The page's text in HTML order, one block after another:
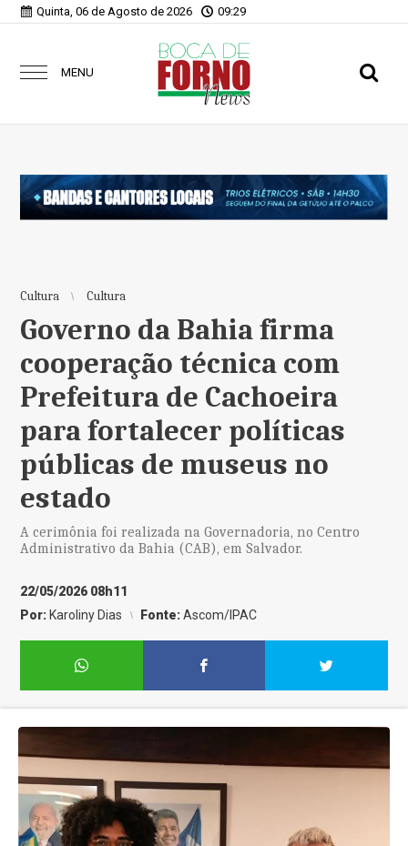
Quinta, 06 de Agosto de 2026 09:29
MENU
Cultura Cultura
Governo da Bahia firma
cooperação técnica com
Prefeitura de Cachoeira
para fortalecer políticas
públicas de museus no
estado
A cerimônia foi realizada na Governadoria, no Centro
Administrativo da Bahia (CAB), em Salvador.
22/05/2026 08h11
Por: Karoliny Dias Fonte:Ascom/IPAC